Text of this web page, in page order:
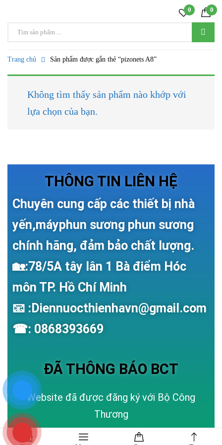
0 0
Trang chủ Sản phẩm được gắn thẻ “pizonets A8”
Không tìm thấy sản phẩm nào khớp với
lựa chọn của bạn.
THÔNG TIN LIÊN HỆ
Chuyên cung cấp các thiết bị nhà
yến,máyphun sương phun sương
chính hãng, đảm bảo chất lượng.
🏡:78/5A tây lân 1 Bà điểm Hóc
môn TP. Hồ Chí Minh
📧 :Diennuocthienhavn@gmail.com
☎: 0868393669
ĐÃ THÔNG BÁO BCT
Website đã được đăng ký với Bộ Công
Thương